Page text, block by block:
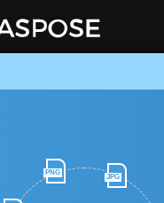
PNG
JPG